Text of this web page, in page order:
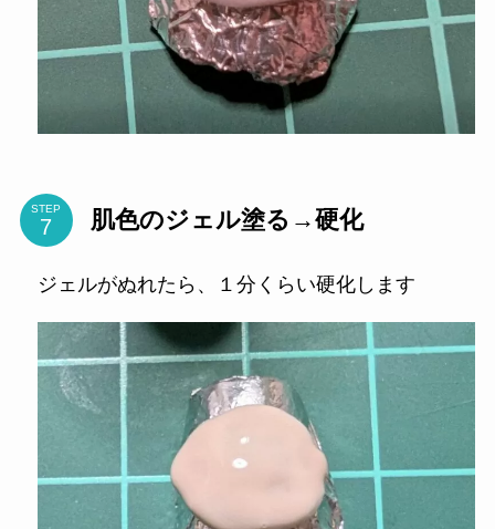
STEP 肌色のジェル塗る→硬化
ジェルがぬれたら、１分くらい硬化します